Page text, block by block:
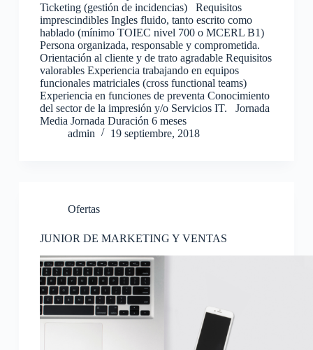
Ticketing (gestión de incidencias) Requisitos
imprescindibles Ingles fluido, tanto escrito como
hablado (mínimo TOIEC nivel 700 o MCERL B1)
Persona organizada, responsable y comprometida.
Orientación al cliente y de trato agradable Requisitos
valorables Experiencia trabajando en equipos
funcionales matriciales (cross functional teams)
Experiencia en funciones de preventa Conocimiento
del sector de la impresión y/o Servicios IT. Jornada
Media Jornada Duración 6 meses
admin
19 septiembre, 2018
Ofertas
JUNIOR DE MARKETING Y VENTAS